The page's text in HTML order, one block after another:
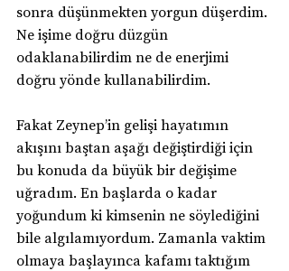
sonra düşünmekten yorgun düşerdim.
Ne işime doğru düzgün
odaklanabilirdim ne de enerjimi
doğru yönde kullanabilirdim.
Fakat Zeynep’in gelişi hayatımın
akışını baştan aşağı değiştirdiği için
bu konuda da büyük bir değişime
uğradım. En başlarda o kadar
yoğundum ki kimsenin ne söylediğini
bile algılamıyordum. Zamanla vaktim
olmaya başlayınca kafamı taktığım